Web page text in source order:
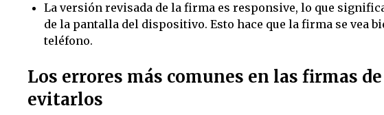
La versión revisada de la firma es responsive, lo que
de la pantalla del dispositivo. Esto hace que la firma se vea
teléfono.
Los errores más comunes en las firmas
evitarlos